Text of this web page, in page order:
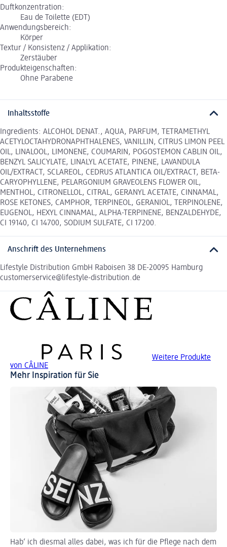
Duftkonzentration:
Eau de Toilette (EDT)
Anwendungsbereich:
Körper
Textur / Konsistenz / Applikation:
Zerstäuber
Produkteigenschaften:
Ohne Parabene
Inhaltsstoffe
Ingredients: ALCOHOL DENAT., AQUA, PARFUM, TETRAMETHYL
ACETYLOCTAHYDRONAPHTHALENES, VANILLIN, CITRUS LIMON PEEL
OIL, LINALOOL, LIMONENE, COUMARIN, POGOSTEMON CABLIN OIL,
BENZYL SALICYLATE, LINALYL ACETATE, PINENE, LAVANDULA
OIL/EXTRACT, SCLAREOL, CEDRUS ATLANTICA OIL/EXTRACT, BETA-
CARYOPHYLLENE, PELARGONIUM GRAVEOLENS FLOWER OIL,
MENTHOL, CITRONELLOL, CITRAL, GERANYL ACETATE, CINNAMAL,
ROSE KETONES, CAMPHOR, TERPINEOL, GERANIOL, TERPINOLENE,
EUGENOL, HEXYL CINNAMAL, ALPHA-TERPINENE, BENZALDEHYDE,
CI 19140, CI 14700, SODIUM SULFATE, CI 17200.
Anschrift des Unternehmens
Lifestyle Distribution GmbH Raboisen 38 DE-20095 Hamburg
customerservice@lifestyle-distribution.de
Weitere Produkte
von CÂLINE
Mehr Inspiration für Sie
Hab‘ ich diesmal alles dabei, was ich für die Pflege nach dem